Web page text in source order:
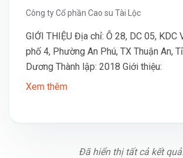
Công ty Cổ phần Cao su Tài Lộc
GIỚI THIỆU Địa chỉ: Ô 28, DC 05, KDC
phố 4, Phường An Phú, TX Thuận An,
Dương Thành lập: 2018 Giới thiệu:
Xem thêm
Đã hiển thị tất cả kết quả.